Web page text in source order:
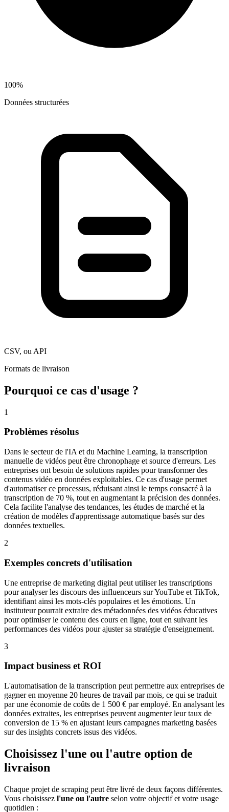
100%
Données structurées
CSV, ou API
Formats de livraison
Pourquoi ce cas d'usage ?
1
Problèmes résolus
Dans le secteur de l'IA et du Machine Learning, la transcription
manuelle de vidéos peut être chronophage et source d'erreurs. Les
entreprises ont besoin de solutions rapides pour transformer des
contenus vidéo en données exploitables. Ce cas d'usage permet
d'automatiser ce processus, réduisant ainsi le temps consacré à la
transcription de 70 %, tout en augmentant la précision des données.
Cela facilite l'analyse des tendances, les études de marché et la
création de modèles d'apprentissage automatique basés sur des
données textuelles.
2
Exemples concrets d'utilisation
Une entreprise de marketing digital peut utiliser les transcriptions
pour analyser les discours des influenceurs sur YouTube et TikTok,
identifiant ainsi les mots-clés populaires et les émotions. Un
instituteur pourrait extraire des métadonnées des vidéos éducatives
pour optimiser le contenu des cours en ligne, tout en suivant les
performances des vidéos pour ajuster sa stratégie d'enseignement.
3
Impact business et ROI
L'automatisation de la transcription peut permettre aux entreprises de
gagner en moyenne 20 heures de travail par mois, ce qui se traduit
par une économie de coûts de 1 500 € par employé. En analysant les
données extraites, les entreprises peuvent augmenter leur taux de
conversion de 15 % en ajustant leurs campagnes marketing basées
sur des insights concrets issus des vidéos.
Choisissez l'une ou l'autre option de
livraison
Chaque projet de scraping peut être livré de deux façons différentes.
Vous choisissez l'une ou l'autre selon votre objectif et votre usage
quotidien :